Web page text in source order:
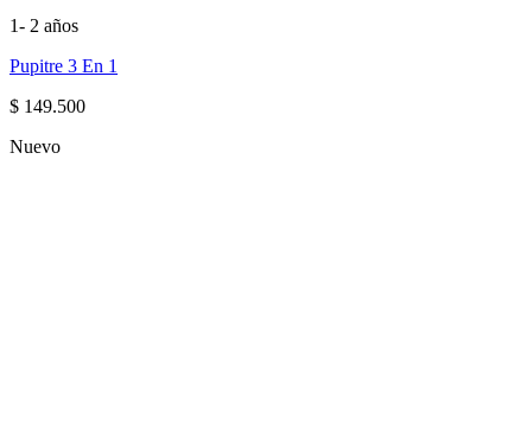
1- 2 años
Pupitre 3 En 1
$ 149.500
Nuevo